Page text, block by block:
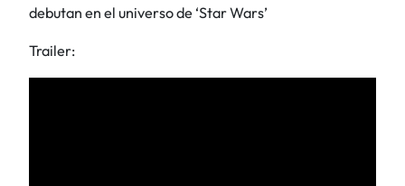
debutan en el universo de ‘Star Wars’
Trailer: